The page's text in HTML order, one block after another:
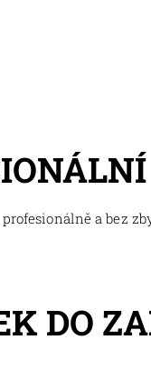
a bez
DO